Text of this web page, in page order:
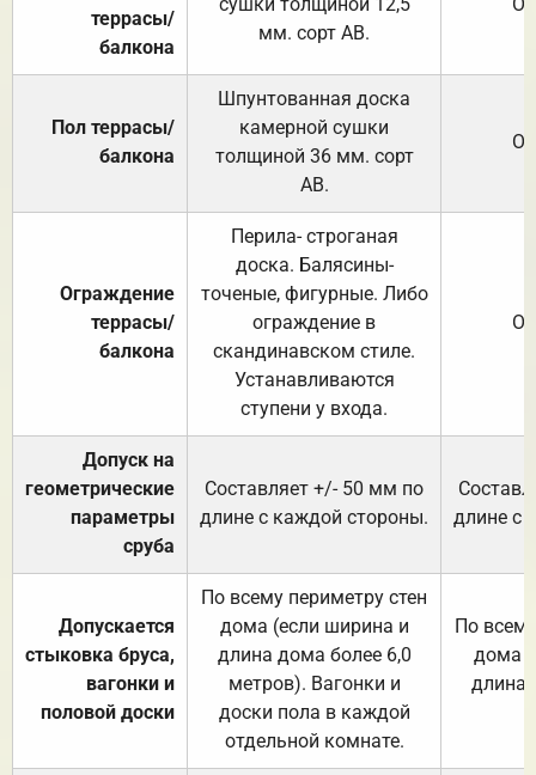
террасы/
балкона
мм. сорт АВ.
Пол террасы/
балкона
Шпунтованная доска
камерной сушки
толщиной 36 мм. сорт
АВ.
Ограждение
террасы/
балкона
Перила- строганая
доска. Балясины-
точеные, фигурные. Либо
ограждение в
скандинавском стиле.
Устанавливаются
ступени у входа.
Допуск на
геометрические
параметры
сруба
Составляет +/- 50 мм по
длине с каждой стороны.
длине с
Допускается
стыковка бруса,
вагонки и
половой доски
По всему периметру стен
дома (если ширина и
длина дома более 6,0
метров). Вагонки и
доски пола в каждой
отдельной комнате.
По
дома
длина